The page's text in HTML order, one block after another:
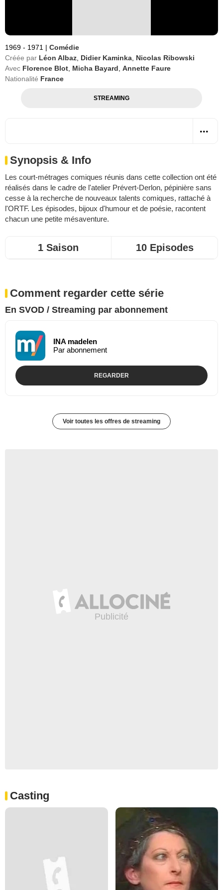
1969 - 1971 | Comédie
Créée par Léon Albaz Didier Kaminka Nicolas Ribowski
Avec Florence Blot Micha Bayard Annette Faure
Nationalité France
STREAMING
Synopsis & Info
Les court-métrages comiques réunis dans cette collection ont été
réalisés dans le cadre de l'atelier Prévert-Derlon, pépinière sans
cesse à la recherche de nouveaux talents comiques, rattaché à
l'ORTF. Les épisodes, bijoux d'humour et de poésie, racontent
chacun une petite mésaventure.
1 Saison 10 Episodes
Comment regarder cette série
En SVOD / Streaming par abonnement
INA madelen
Par abonnement
REGARDER
Voir toutes les offres de streaming
Casting